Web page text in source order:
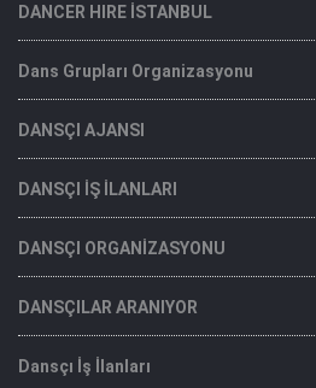
DANCER HIRE İSTANBUL
Dans Grupları Organizasyonu
DANSÇI AJANSI
DANSÇI İŞ İLANLARI
DANSÇI ORGANİZASYONU
DANSÇILAR ARANIYOR
Dansçı İş İlanları